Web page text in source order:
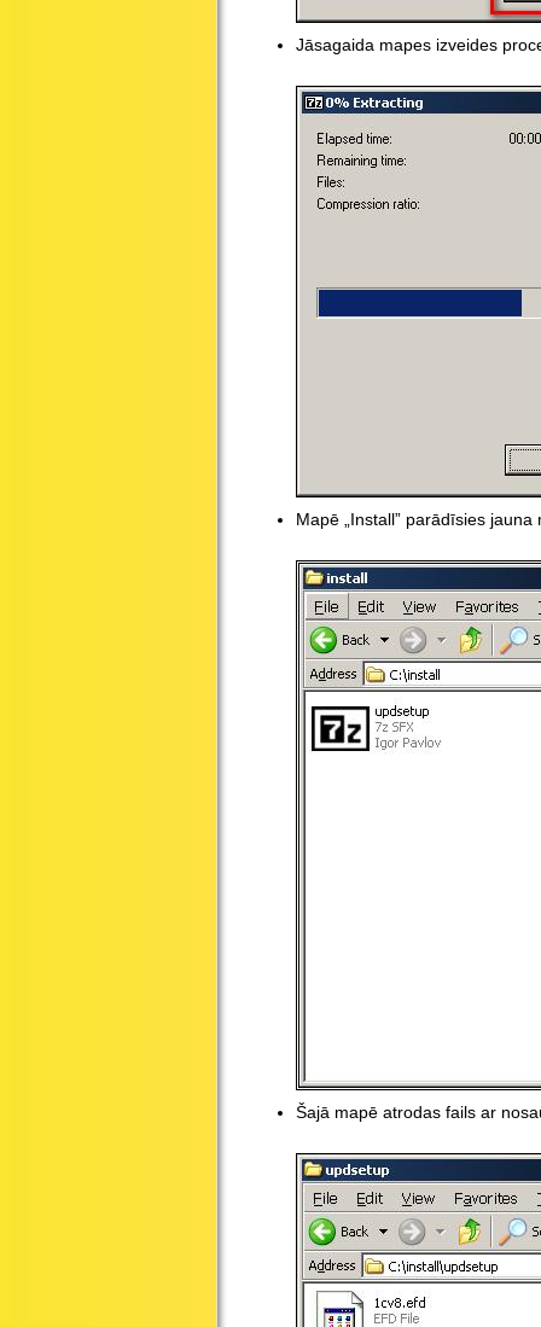
Jāsagaida mapes izveides
Mapē „Install” parādīsies
Šajā mapē atrodas fails ar